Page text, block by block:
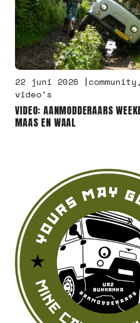
22 juni 2026 community
video's
VIDEO: AANMODDERAARS
MAAS EN WAAL